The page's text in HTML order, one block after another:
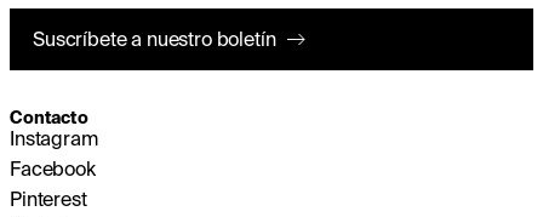
Suscríbete a nuestro boletín
Contacto
Instagram
Facebook
Pinterest